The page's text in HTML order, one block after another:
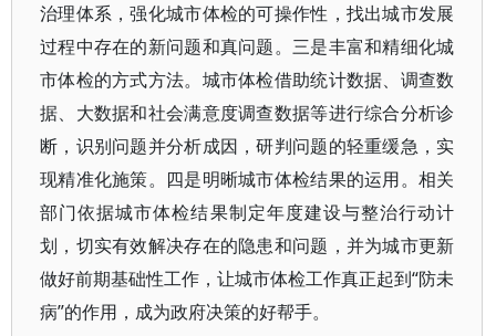
治理体系，强化城市体检的可操作性，找出城市发展
过程中存在的新问题和真问题。三是丰富和精细化城
市体检的方式方法。城市体检借助统计数据、调查数
据、大数据和社会满意度调查数据等进行综合分析诊
断，识别问题并分析成因，研判问题的轻重缓急，实
现精准化施策。四是明晰城市体检结果的运用。相关
部门依据城市体检结果制定年度建设与整治行动计
划，切实有效解决存在的隐患和问题，并为城市更新
做好前期基础性工作，让城市体检工作真正起到“防未
病”的作用，成为政府决策的好帮手。